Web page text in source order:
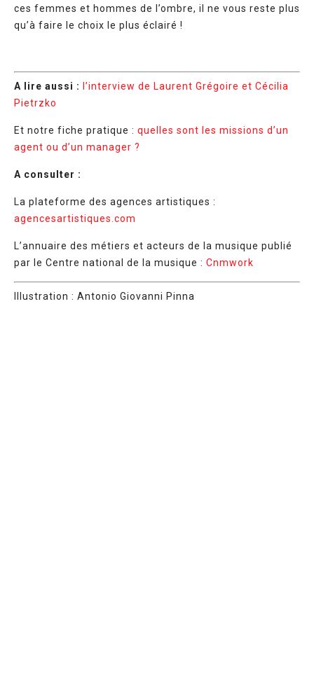
ces femmes et hommes de l’ombre, il ne vous reste plus
qu’à faire le choix le plus éclairé !
A lire aussi :
l’interview de Laurent Grégoire et Cécilia
Pietrzko
Et notre fiche pratique : quelles sont les missions d’un
agent ou d’un manager ?
A consulter :
La plateforme des agences artistiques :
agencesartistiques.com
L’annuaire des métiers et acteurs de la musique publié
par le Centre national de la musique : Cnmwork
Illustration : Antonio Giovanni Pinna